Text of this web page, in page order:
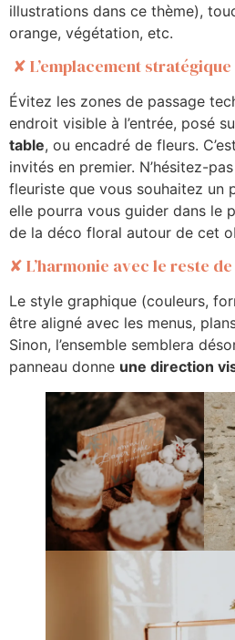
illustrations dans ce thème),
orange, végétation, etc.
✘ L’emplacement stratégique
Évitez les zones de passage
endroit visible à l’entrée, posé
table, ou encadré de fleurs.
invités en premier. N’hésitez-
fleuriste que vous souhaitez un
elle pourra vous guider dans le
de la déco floral autour de cet
✘ L’harmonie avec le reste
Le style graphique (couleurs,
être aligné avec les menus,
Sinon, l’ensemble semblera
panneau donne une direction